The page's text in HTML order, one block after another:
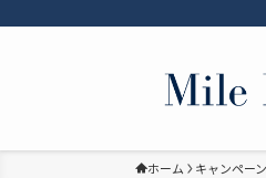
ホーム キャンペーン